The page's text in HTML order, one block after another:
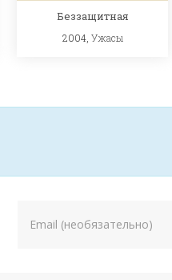
Беззащитная
2004, Ужасы